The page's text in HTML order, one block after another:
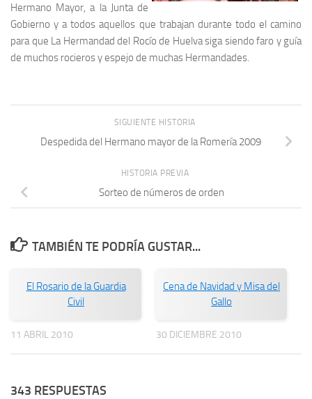
Hermano Mayor, a la Junta de
Gobierno y a todos aquellos que trabajan durante todo el camino
para que La Hermandad del Rocío de Huelva siga siendo faro y guía
de muchos rocieros y espejo de muchas Hermandades.
SIGUIENTE HISTORIA
Despedida del Hermano mayor de la Romería 2009
HISTORIA PREVIA
Sorteo de números de orden
TAMBIÉN TE PODRÍA GUSTAR...
El Rosario de la Guardia
Civil
11 ABRIL 2010
Cena de Navidad y Misa del
Gallo
30 DICIEMBRE 2010
343 RESPUESTAS